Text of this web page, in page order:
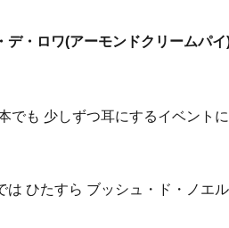
デ・ロワ(アーモンドクリームパイ
でも 少しずつ耳にするイベント
は ひたすら ブッシュ・ド・ノエル